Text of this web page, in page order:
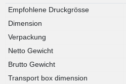
Empfohlene Druckgrösse
Dimension
Verpackung
Netto Gewicht
Brutto Gewicht
Transport box dimension